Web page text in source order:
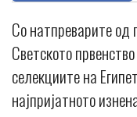
Со натпреварите
Светското
селекциите на
најпријатното